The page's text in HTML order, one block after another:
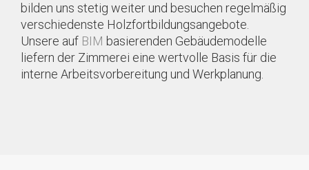
bilden uns stetig weiter und besuchen regelmäßig
verschiedenste Holzfortbildungsangebote.
Unsere auf BIM basierenden Gebäudemodelle
liefern der Zimmerei eine wertvolle Basis für die
interne Arbeitsvorbereitung und Werkplanung.